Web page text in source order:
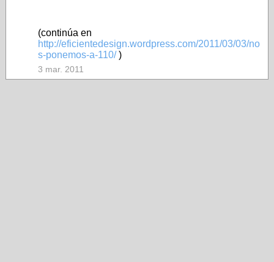
(continúa en
http://eficientedesign.wordpress.com/2011/03/03/no
s-ponemos-a-110/)
3 mar. 2011